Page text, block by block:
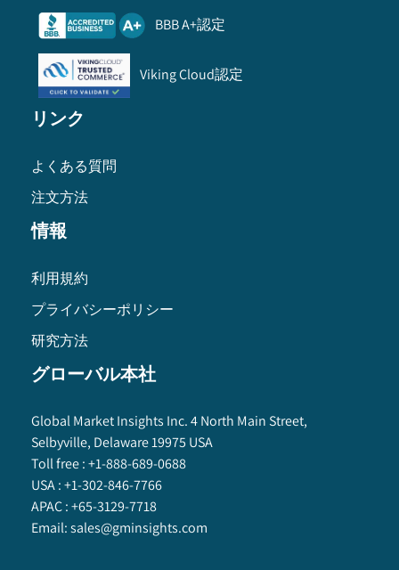
BBB A+認定
Viking Cloud認定
リンク
よくある質問
注文方法
情報
利用規約
プライバシーポリシー
研究方法
グローバル本社
Global Market Insights Inc. 4 North Main Street,
Selbyville, Delaware 19975 USA
Toll free :+1-888-689-0688
USA :+1-302-846-7766
APAC :+65-3129-7718
Email:sales@gminsights.com